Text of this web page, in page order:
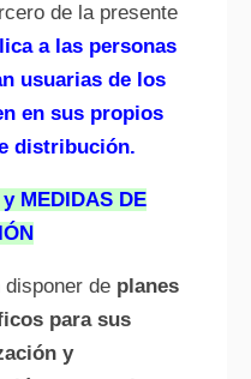
de la presente
a las personas
usuarias de los
en sus propios
distribución.
MEDIDAS DE
disponer de planes
para sus
y